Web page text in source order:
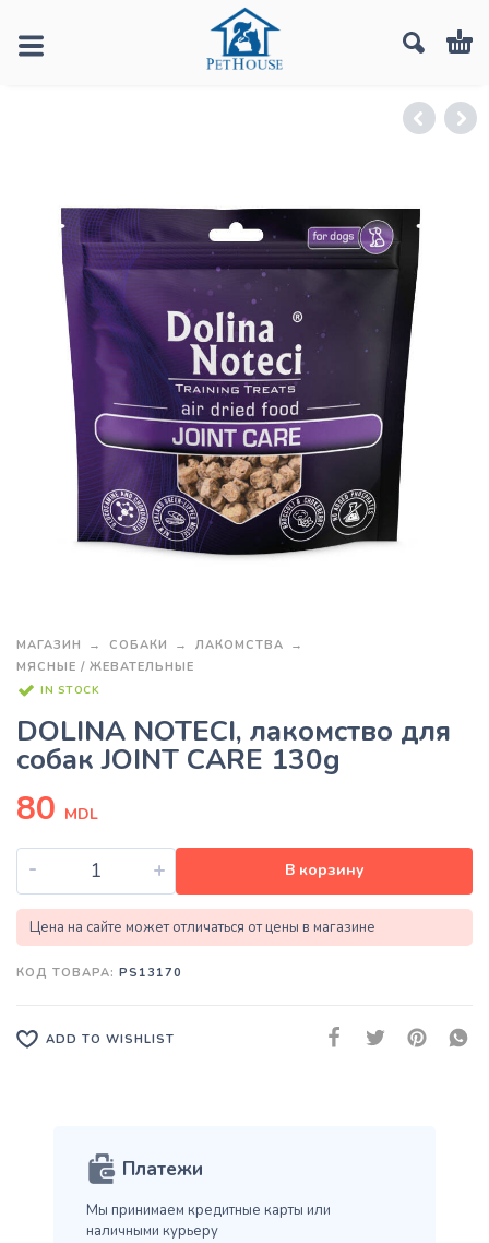
МАГАЗИН СОБАКИ
ЛАКОМСТВА
МЯСНЫЕ / ЖЕВАТЕЛЬНЫЕ
IN STOCK
DOLINA NOTECI, лакомство для
собак JOINT CARE 130g
80 MDL
- + В корзину
Цена на сайте может отличаться от цены в магазине
КОД ТОВАРА: PS13170
ADD TO WISHLIST
Платежи
Мы принимаем кредитные карты или
наличными курьеру